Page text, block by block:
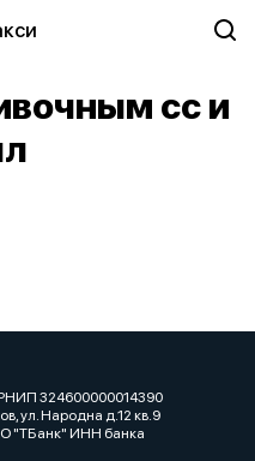
сс и
324600000014390
ул. Народна д.12 кв.9
"ТБанк" ИНН банка